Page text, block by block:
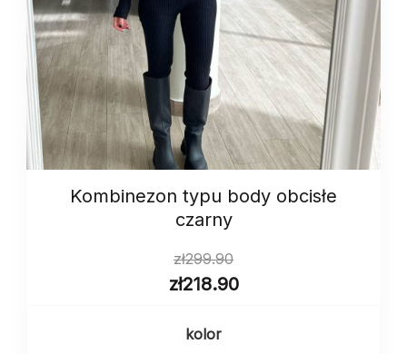
Kombinezon typu body obcisłe
czarny
zł299.90
zł218.90
kolor